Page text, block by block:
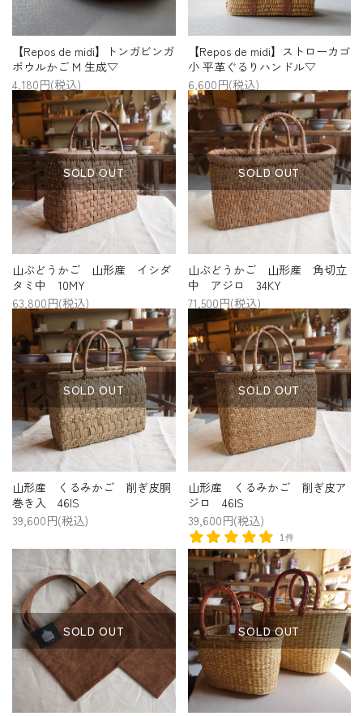
【Repos de midi】トンガビンガ
ボウルかご M 生成▽
4,180円(税込)
【Repos de midi】ストローカゴ
小 平革ぐるりハンドル▽
6,600円(税込)
SOLD OUT
山ぶどうかご 山形産 イシダ
タミ中 10MY
63,800円(税込)
SOLD OUT
山ぶどうかご 山形産 角切立
中 アジロ 34KY
71,500円(税込)
SOLD OUT
山形産 くるみかご 削ぎ皮胴
巻き入 46IS
39,600円(税込)
SOLD OUT
山形産 くるみかご 削ぎ皮ア
ジロ 46IS
39,600円(税込)
1件
SOLD OUT SOLD OUT